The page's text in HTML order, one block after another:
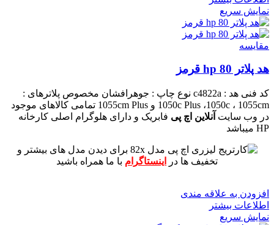
نمایش سریع
مقايسه
هد پلاتر 80 hp قرمز
کد فنی هد : c4822a نوع چاپ : جوهرافشان مخصوص پلاترهای :
1050c Plus ،1050c ، 1055cm و 1055cm Plus
تمامی کالاهای موجود
در وب سایت آنلاین اچ پی فابریک و دارای هلوگرام اصلی کارخانه
HP میباشد
برای دیدن مدل های بیشتر و
تخفیف ها در
اینستاگرام با ما همراه باشید
افزودن به علاقه مندی
اطلاعات بیشتر
نمایش سریع